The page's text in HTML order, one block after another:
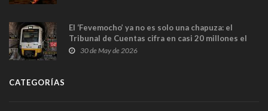
El ‘Fevemocho’ ya no es solo una chapuza: el
Tribunal de Cuentas cifra en casi 20 millones el
sobrecoste de los trenes que no cabían por los
30 de May de 2026
CATEGORÍAS